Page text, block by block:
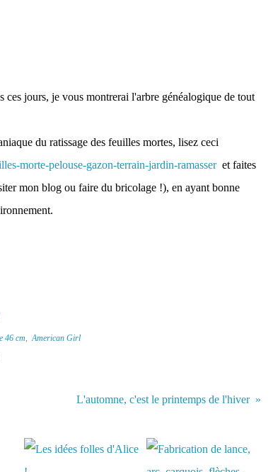
jours, je vous montrerai l'arbre généalogique de tout
du ratissage des feuilles mortes, lisez ceci
morte-pelouse-gazon-terrain-jardin-ramasseret faites
mon blog ou faire du bricolage !), en ayant bonne
46 cm,American Girl
L'automne, c'est le printemps de l'hiver